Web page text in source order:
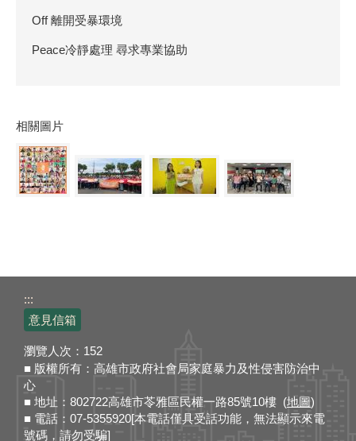
Off 離開受暴環境
Peace冷靜處理 尋求專業協助
相關圖片
:::
意見信箱
瀏覽人次： 152
■ 版權所有：高雄市政府社會局家庭暴力及性侵害防治中
心
■ 地址：802722高雄市苓雅區民權一路85號10樓 (地圖)
■ 電話：07-5355920[本電話僅具受話功能，無法顯示來電
號碼，請勿受騙]